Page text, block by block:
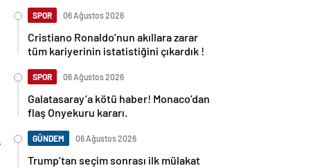
SPOR 06 Ağustos 2026
Cristiano Ronaldo’nun akıllara zarar
tüm kariyerinin istatistiğini çıkardık !
SPOR 06 Ağustos 2026
Galatasaray’a kötü haber! Monaco’dan
flaş Onyekuru kararı.
GÜNDEM 06 Ağustos 2026
Trump’tan seçim sonrası ilk mülakat